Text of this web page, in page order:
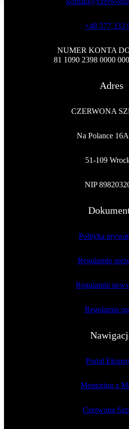
+48 577 333
NUMER KONTA
81 1090 2398 0000
Adres
CZERWONA
Na Polance
51-109
NIP
Polityka
Regulamin
Regulamin
Regulamin
Portal
Mentoring z
Czerwona